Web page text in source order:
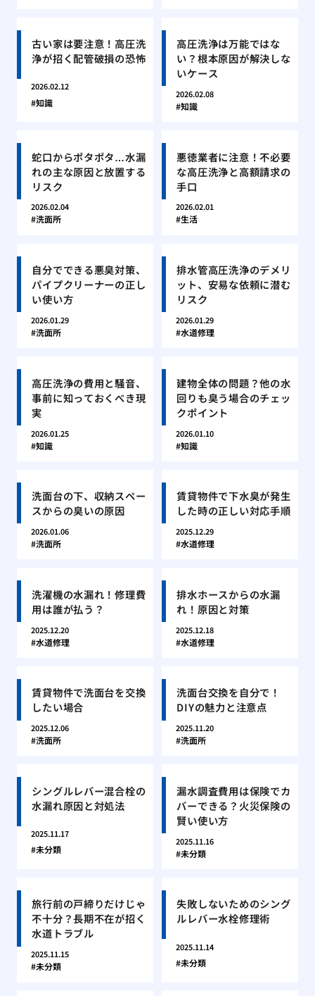
古い家は要注意！高圧洗
浄が招く配管破損の恐怖
2026.02.12
知識
高圧洗浄は万能ではな
い？根本原因が解決しな
いケース
2026.02.08
知識
蛇口からポタポタ…水漏
れの主な原因と放置する
リスク
2026.02.04
洗面所
悪徳業者に注意！不必要
な高圧洗浄と高額請求の
手口
2026.02.01
生活
自分でできる悪臭対策、
パイプクリーナーの正し
い使い方
2026.01.29
洗面所
排水管高圧洗浄のデメリ
ット、安易な依頼に潜む
リスク
2026.01.29
水道修理
高圧洗浄の費用と騒音、
事前に知っておくべき現
実
2026.01.25
知識
建物全体の問題？他の水
回りも臭う場合のチェッ
クポイント
2026.01.10
知識
洗面台の下、収納スペー
スからの臭いの原因
2026.01.06
洗面所
賃貸物件で下水臭が発生
した時の正しい対応手順
2025.12.29
水道修理
洗濯機の水漏れ！修理費
用は誰が払う？
2025.12.20
水道修理
排水ホースからの水漏
れ！原因と対策
2025.12.18
水道修理
賃貸物件で洗面台を交換
したい場合
2025.12.06
洗面所
洗面台交換を自分で！
DIYの魅力と注意点
2025.11.20
洗面所
シングルレバー混合栓の
水漏れ原因と対処法
2025.11.17
未分類
漏水調査費用は保険でカ
バーできる？火災保険の
賢い使い方
2025.11.16
未分類
旅行前の戸締りだけじゃ
不十分？長期不在が招く
水道トラブル
2025.11.15
未分類
失敗しないためのシング
ルレバー水栓修理術
2025.11.14
未分類